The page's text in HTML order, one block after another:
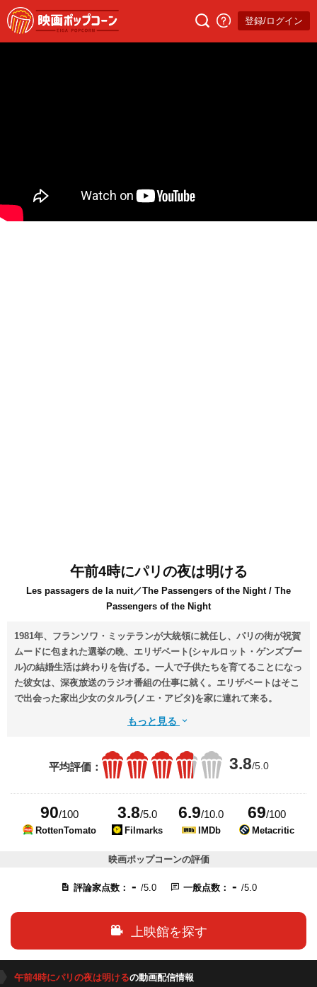
登録/ログイン
午前4時にパリの夜は明ける
Les passagers de la nuit／The Passengers of the Night / The
Passengers of the Night
1981年、フランソワ・ミッテランが大統領に就任し、パリの街が祝賀
ムードに包まれた選挙の晩、エリザベート(シャルロット・ゲンズブー
ル)の結婚生活は終わりを告げる。一人で子供たちを育てることになっ
た彼女は、深夜放送のラジオ番組の仕事に就く。エリザベートはそこ
で出会った家出少女のタルラ(ノエ・アビタ)を家に連れて来る。
もっと見る
平均評価： 3.8/5.0
90/100
RottenTomato
3.8/5.0
Filmarks
6.9/10.0
IMDb
69/100
Metacritic
映画ポップコーンの評価
評論家点数： - /5.0 一般点数： - /5.0
上映館を探す
午前4時にパリの夜は明けるの動画配信情報